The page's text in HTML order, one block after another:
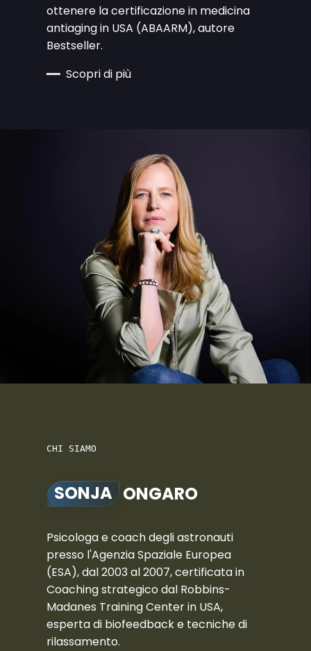
ottenere la certificazione in medicina
anti­aging in USA (ABAARM), autore
Bestseller.
━━ Scopri di più
CHI SIAMO
SONJA ONGARO
Psicologa e coach degli astronauti
presso l'Agenzia Spaziale Europea
(ESA), dal 2003 al 2007, certificata in
Coaching strategico dal Robbins-
Madanes Training Center in USA,
esperta di biofeedback e tecniche di
rilassamento.